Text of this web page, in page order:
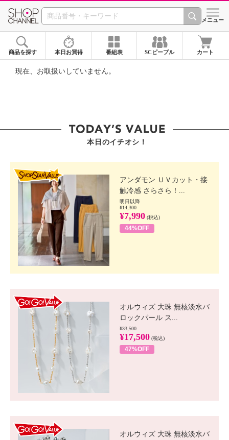
SHOP CHANNEL ショッ
メニュー
商品を探す 本日お買得 番組表 SCピープル カート
現在、お取扱いしていません。
本日のイチオシ！
アンダモン ＵＶカット・接
触冷感 さらさら！...
明日以降
¥14,300
¥7,990 (税込)
44%OFF
オルウィズ 大珠 無核淡水バ
ロックパール ス...
¥33,500
¥17,500 (税込)
47%OFF
オルウィズ 大珠 無核淡水バ